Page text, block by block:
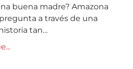
buena madre? Amazona
a través de una
tan…